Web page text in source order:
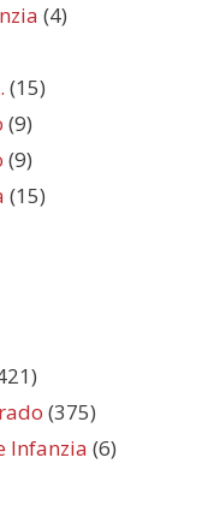
(4)
(15)
(9)
(9)
(15)
(375)
Infanzia (6)